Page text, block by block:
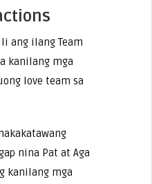
ang ilang Team
kanilang mga
love team sa
nina Pat at Aga
kanilang mga